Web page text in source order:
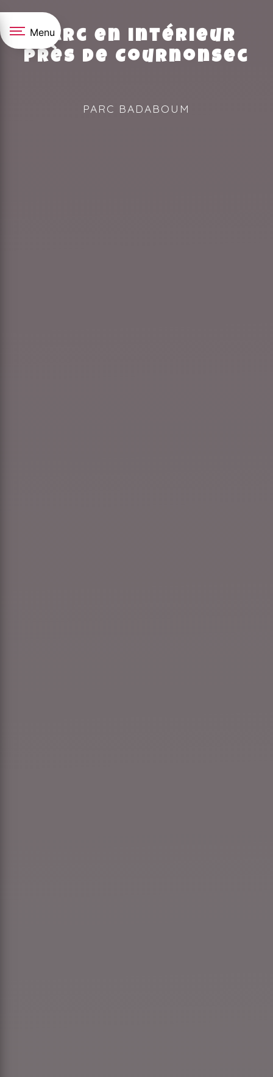
Menu
Parc en intérieur
près de Cournonsec
PARC BADABOUM